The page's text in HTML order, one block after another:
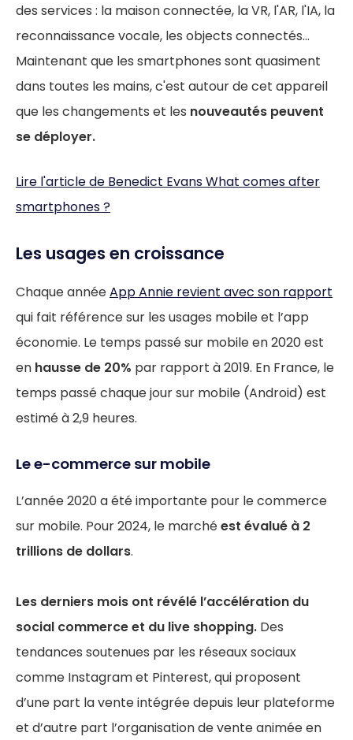
des services : la maison connectée, la VR, l'AR, l'IA, la
reconnaissance vocale, les objects connectés...
Maintenant que les smartphones sont quasiment
dans toutes les mains, c'est autour de cet appareil
que les changements et les nouveautés peuvent
se déployer.
Lire l'article de Benedict Evans What comes after
smartphones ?
Les usages en croissance
Chaque annéeApp Annie revient avec son rapport
qui fait référence sur les usages mobile et l’app
économie. Le temps passé sur mobile en 2020 est
en hausse de 20% par rapport à 2019. En France, le
temps passé chaque jour sur mobile (Android) est
estimé à 2,9 heures.
Le e-commerce sur mobile
L’année 2020 a été importante pour le commerce
sur mobile. Pour 2024, le marchéest évalué à 2
trillions de dollars.
Les derniers mois ont révélé l’accélération du
social commerce et du live shopping. Des
tendances soutenues par les réseaux sociaux
comme Instagram et Pinterest, qui proposent
d’une part la vente intégrée depuis leur plateforme
et d’autre part l’organisation de vente animée en